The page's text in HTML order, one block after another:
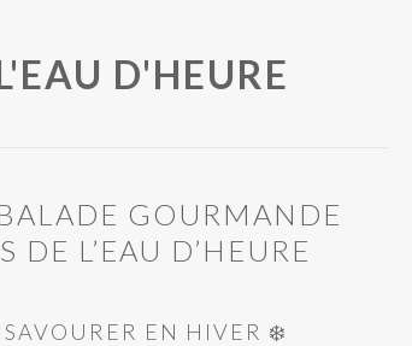
D'HEURE
GOURMANDE
DE L’EAU D’HEURE
EN HIVER ❄️